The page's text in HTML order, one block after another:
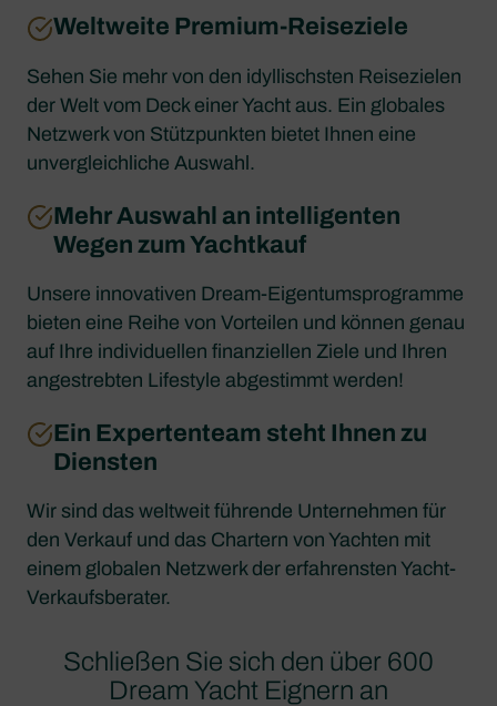
Weltweite Premium-Reiseziele
Sehen Sie mehr von den idyllischsten Reisezielen
der Welt vom Deck einer Yacht aus. Ein globales
Netzwerk von Stützpunkten bietet Ihnen eine
unvergleichliche Auswahl.
Mehr Auswahl an intelligenten
Wegen zum Yachtkauf
Unsere innovativen Dream-Eigentumsprogramme
bieten eine Reihe von Vorteilen und können genau
auf Ihre individuellen finanziellen Ziele und Ihren
angestrebten Lifestyle abgestimmt werden!
Ein Expertenteam steht Ihnen zu
Diensten
Wir sind das weltweit führende Unternehmen für
den Verkauf und das Chartern von Yachten mit
einem globalen Netzwerk der erfahrensten Yacht-
Verkaufsberater.
Schließen Sie sich den über 600
Dream Yacht Eignern an